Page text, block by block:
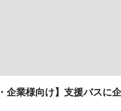
企業様向け】支援バスに